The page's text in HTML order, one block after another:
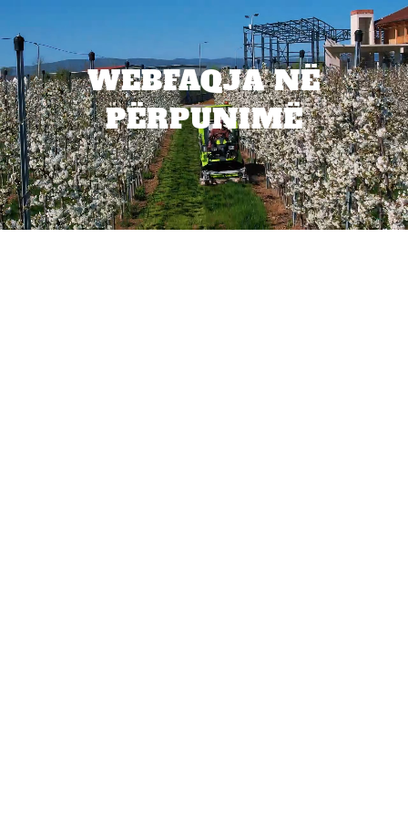
WEBFAQJA NË
PËRPUNIMË